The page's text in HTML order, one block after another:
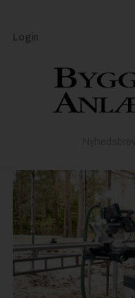
Login
Byggeriets udvikling
Materialer og løsninger
Byggepladsen
Anlæg
Til Håndværkeren